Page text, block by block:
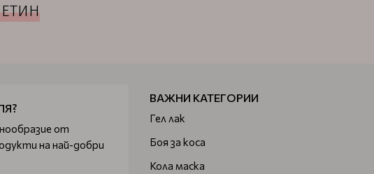
от
на най-добри
ВАЖНИ КАТЕГОРИИ
Гел лак
Боя за коса
Кола маска